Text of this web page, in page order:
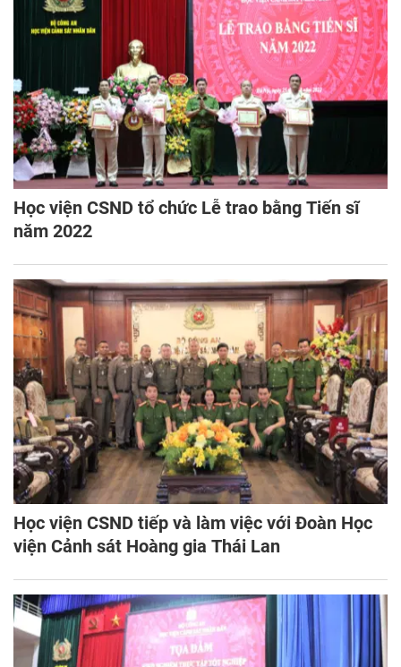
Học viện CSND tổ chức Lễ trao bằng Tiến sĩ
năm 2022
Học viện CSND tiếp và làm việc với Đoàn Học
viện Cảnh sát Hoàng gia Thái Lan